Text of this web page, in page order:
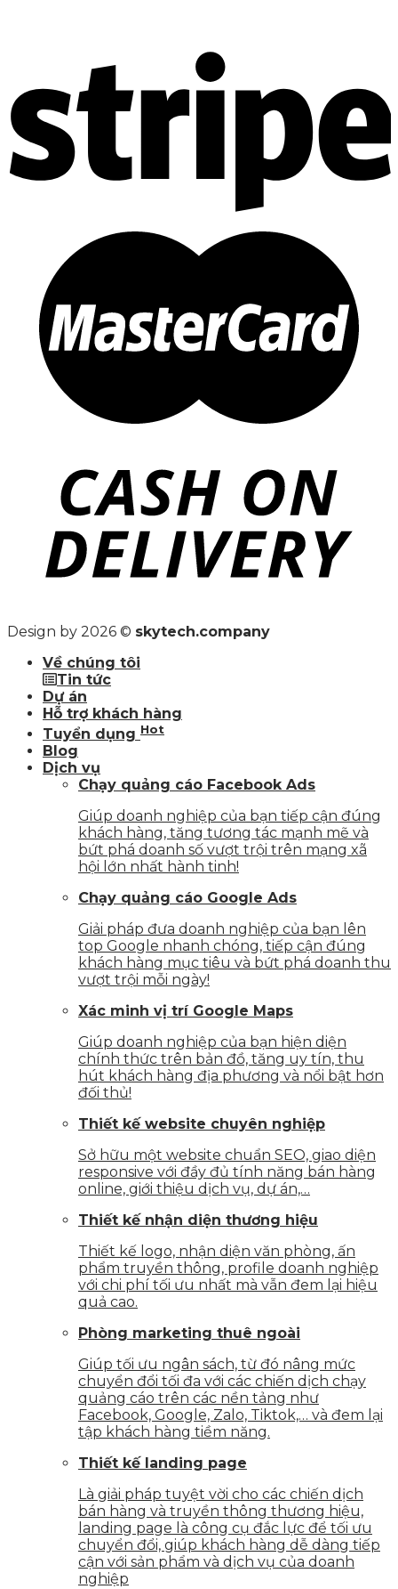
Design by 2026 © skytech.company
Về chúng tôi
Tin tức
Dự án
Hỗ trợ khách hàng
Tuyển dụng Hot
Blog
Dịch vụ
Chạy quảng cáo Facebook Ads
Giúp doanh nghiệp của bạn tiếp cận đúng
khách hàng, tăng tương tác mạnh mẽ và
bứt phá doanh số vượt trội trên mạng xã
hội lớn nhất hành tinh!
Chạy quảng cáo Google Ads
Giải pháp đưa doanh nghiệp của bạn lên
top Google nhanh chóng, tiếp cận đúng
khách hàng mục tiêu và bứt phá doanh thu
vượt trội mỗi ngày!
Xác minh vị trí Google Maps
Giúp doanh nghiệp của bạn hiện diện
chính thức trên bản đồ, tăng uy tín, thu
hút khách hàng địa phương và nổi bật hơn
đối thủ!
Thiết kế website chuyên nghiệp
Sở hữu một website chuẩn SEO, giao diện
responsive với đầy đủ tính năng bán hàng
online, giới thiệu dịch vụ, dự án,…
Thiết kế nhận diện thương hiệu
Thiết kế logo, nhận diện văn phòng, ấn
phẩm truyền thông, profile doanh nghiệp
với chi phí tối ưu nhất mà vẫn đem lại hiệu
quả cao.
Phòng marketing thuê ngoài
Giúp tối ưu ngân sách, từ đó nâng mức
chuyển đổi tối đa với các chiến dịch chạy
quảng cáo trên các nền tảng như
Facebook, Google, Zalo, Tiktok,… và đem lại
tập khách hàng tiềm năng.
Thiết kế landing page
Là giải pháp tuyệt vời cho các chiến dịch
bán hàng và truyền thông thương hiệu,
landing page là công cụ đắc lực để tối ưu
chuyển đổi, giúp khách hàng dễ dàng tiếp
cận với sản phẩm và dịch vụ của doanh
nghiệp